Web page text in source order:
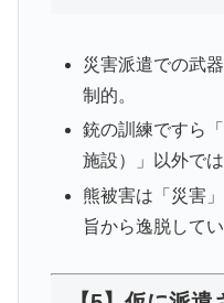
災害派遣での武
制的。
銃の訓練ですら
施設）」以外では
熊被害は「災害
旨から逸脱してい